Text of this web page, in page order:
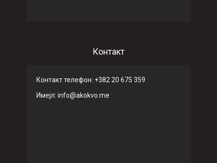
Контакт
Контакт телефон: +382 20 675 359
Имeјл: info@akokvo.me